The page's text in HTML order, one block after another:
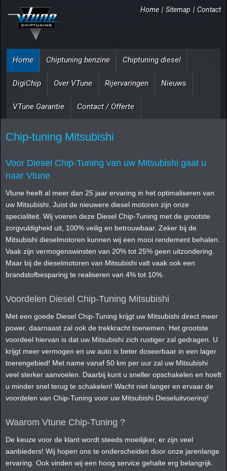
Home | Sitemap | Contact
Home Chiptuning benzine Chiptuning diesel
DigiChip Over VTune Rijervaringen Nieuws
VTune Garantie Contact / Offerte
Chip-tuning Mitsubishi
Voor Diesel Chip-Tuning van uw Mitsubishi gaat u
naar Vtune
Vtune heeft al meer dan 25 jaar ervaring in het optimaliseren van
uw Mitsubishi. Juist de nieuwere diesel motoren zijn onze
specialiteit. Wij voeren deze Diesel Chip-Tuning met de grootste
zorgvuldigheid uit, 100% veilig en betrouwbaar. Zeker bij de
Mitsubishi dieselmotoren kunnen wij een mooi rendement behalen.
Vaak zijn vermogenswinsten van 20% tot 25% geen uitzondering.
Maar bij de dieselmotoren van Mitsubishi valt vaak ook een
brandstofbesparing te realiseren van 4% tot 10%.
Voordelen Diesel Chip-Tuning Mitsubishi
Met een goede Diesel Chip-Tuning krijgt uw Mitsubishi direct meer
power, daarnaast zal ook de trekkracht toenemen. Het grootste
voordeel hiervan is dat uw Mitsubishi zich rustiger zal gedragen. U
krijgt meer vermogen en uw auto is beter doseerbaar in een lager
toerengebied! Met name vanaf 50 km per uur zal uw Mitsubishi
veel sterker aanvoelen. Daarbij kunt u sneller opschakelen en hoeft
u minder snel terug te schakelen! Wacht niet langer en ervaar de
voordelen van Chip-Tuning voor uw Mitsubishi Dieseluitvoering!
Waarom Vtune Chip-Tuning ?
De keuze voor de klant wordt steeds moeilijker, er zijn veel
aanbieders! Wij hopen ons te onderscheiden door onze jarenlange
ervaring. Ook vinden wij een hoog service gehalte erg belangrijk.